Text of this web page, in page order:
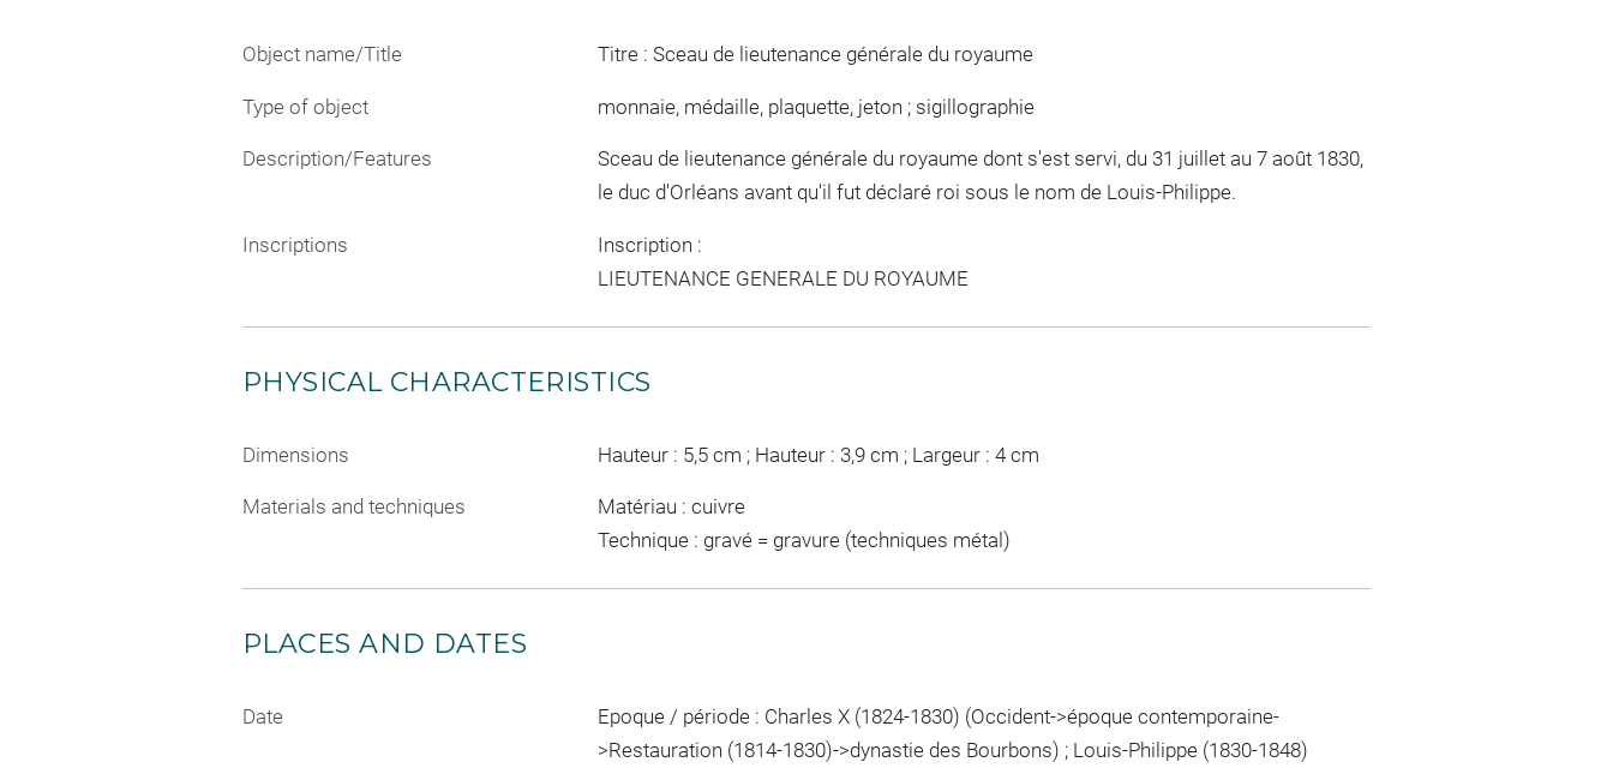
Object name/Title Titre : Sceau de lieutenance générale du royaume
Type of object monnaie, médaille, plaquette, jeton ; sigillographie
Description/Features
Sceau de lieutenance générale du royaume dont s'est servi, du 31 juillet au 7 août 1830,
le duc d'Orléans avant qu'il fut déclaré roi sous le nom de Louis-Philippe.
Inscriptions
Inscription :
LIEUTENANCE GENERALE DU ROYAUME
PHYSICAL CHARACTERISTICS
Dimensions Hauteur : 5,5 cm ; Hauteur : 3,9 cm ; Largeur : 4 cm
Materials and techniques
Matériau : cuivre
Technique : gravé = gravure (techniques métal)
PLACES AND DATES
Date
Epoque / période : Charles X (1824-1830) (Occident->époque contemporaine-
>Restauration (1814-1830)->dynastie des Bourbons) ; Louis-Philippe (1830-1848)